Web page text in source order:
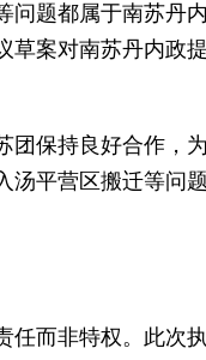
问题都属于南苏丹
草案对南苏丹内政
团保持良好合作，
汤平营区搬迁等问
任而非特权。此次